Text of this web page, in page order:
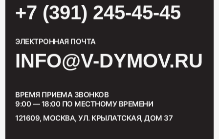
+7 (391) 245-45-45
ЭЛЕКТРОННАЯ ПОЧТА
INFO@V-DYMOV.RU
ВРЕМЯ ПРИЕМА ЗВОНКОВ
9:00 — 18:00 ПО МЕСТНОМУ ВРЕМЕНИ
121609, МОСКВА, УЛ. КРЫЛАТСКАЯ, ДОМ 37